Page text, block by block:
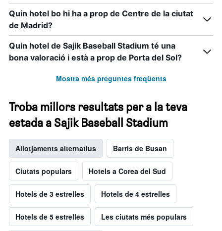
Quin hotel bo hi ha a prop de Centre de la ciutat
de Madrid?
Quin hotel de Sajik Baseball Stadium té una
bona valoració i està a prop de Porta del Sol?
Mostra més preguntes freqüents
Troba millors resultats per a la teva
estada a Sajik Baseball Stadium
Allotjaments alternatius Barris de Busan
Ciutats populars Hotels a Corea del Sud
Hotels de 3 estrelles Hotels de 4 estrelles
Hotels de 5 estrelles Les ciutats més populars